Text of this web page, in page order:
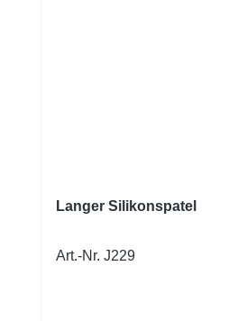
Langer Silikonspatel
Art.-Nr. J229